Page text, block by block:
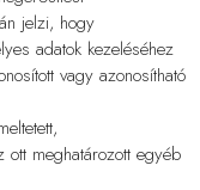
jelzi, hogy
adatok kezeléséhez
vagy azonosítható
meghatározott egyéb